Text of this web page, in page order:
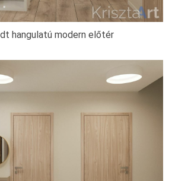
hangulatú modern előtér